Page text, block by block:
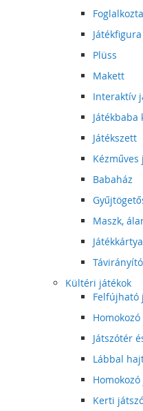
Játékfigura
Plüss
Makett
Interaktív
Játékbaba
Játékszett
Kézműves
Babaház
Maszk,
Játékkártya
Kültéri játékok
Felfújható
Játszótér
Lábbal
Kerti